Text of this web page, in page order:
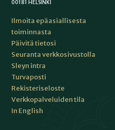
00181 HELSINKI
Ilmoita epäasiallisesta
toiminnasta
Päivitä tietosi
Seuranta verkkosivustolla
Sleyn intra
Turvaposti
Rekisteriseloste
Verkkopalveluiden tila
In English